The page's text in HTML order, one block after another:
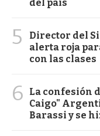
del país
5
Director del
alerta roja
con las clases
6
La confesión
Caigo"
Barassi y se